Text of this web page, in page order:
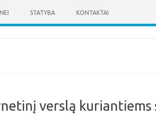
STATYBA KONTAKTAI
verslą kuriantiems